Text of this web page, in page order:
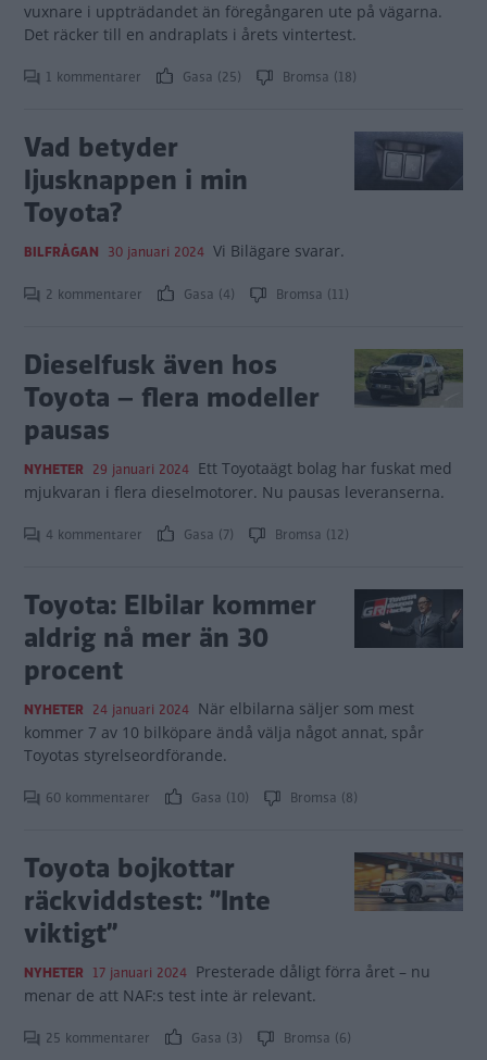
vuxnare i uppträdandet än föregångaren ute på vägarna.
Det räcker till en andraplats i årets vintertest.
1 kommentarer Gasa (25) Bromsa (18)
Vad betyder
ljusknappen i min
Toyota?
BILFRÅGAN 30 januari 2024 Vi Bilägare svarar.
2 kommentarer Gasa (4) Bromsa (11)
Dieselfusk även hos
Toyota – flera modeller
pausas
NYHETER 29 januari 2024 Ett Toyotaägt bolag har fuskat med
mjukvaran i flera dieselmotorer. Nu pausas leveranserna.
4 kommentarer Gasa (7) Bromsa (12)
Toyota: Elbilar kommer
aldrig nå mer än 30
procent
NYHETER 24 januari 2024 När elbilarna säljer som mest
kommer 7 av 10 bilköpare ändå välja något annat, spår
Toyotas styrelseordförande.
60 kommentarer Gasa (10) Bromsa (8)
Toyota bojkottar
räckviddstest: ”Inte
viktigt”
NYHETER 17 januari 2024 Presterade dåligt förra året – nu
menar de att NAF:s test inte är relevant.
25 kommentarer Gasa (3) Bromsa (6)